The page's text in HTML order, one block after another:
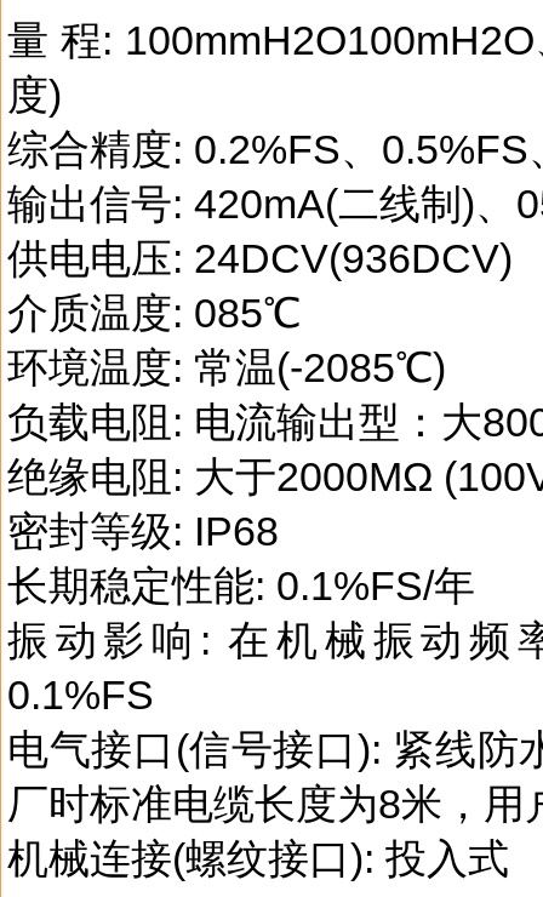
量 程:
度)
综合精度: 0.2%FS、0.5%FS
输出信号: 420mA(二线制)、
供电电压: 24DCV(936DCV)
介质温度: 085℃
环境温度: 常温(-2085℃)
负载电阻: 电流输出型：大
绝缘电阻: 大于2000MΩ
密封等级: IP68
长期稳定性能: 0.1%FS/年
振动影响: 在机械振动频
0.1%FS
电气接口(信号接口): 紧线防
厂时标准电缆长度为8米，
机械连接(螺纹接口): 投入式